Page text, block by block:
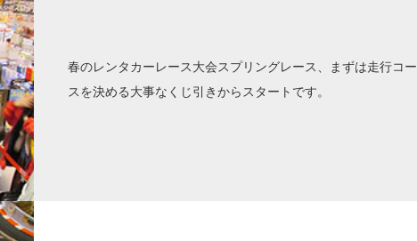
春のレンタカーレース大会スプリングレース、まずは走行コー
スを決める大事なくじ引きからスタートです。